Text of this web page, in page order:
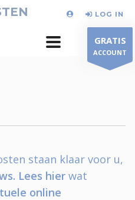
LOG IN
GRATIS
ACCOUNT
staan klaar voor u,
Lees hier wat
online